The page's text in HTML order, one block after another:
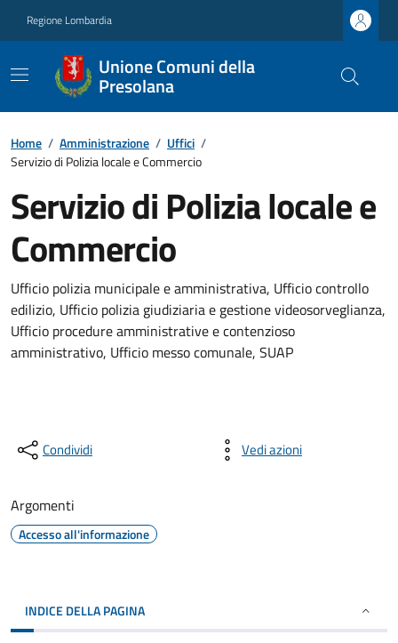
Regione Lombardia
Unione Comuni della
Presolana
Home / Amministrazione / Uffici /
Servizio di Polizia locale e Commercio
Servizio di Polizia locale e
Commercio
Ufficio polizia municipale e amministrativa, Ufficio controllo
edilizio, Ufficio polizia giudiziaria e gestione videosorveglianza,
Ufficio procedure amministrative e contenzioso
amministrativo, Ufficio messo comunale, SUAP
Condividi Vedi azioni
Argomenti
Accesso all'informazione
INDICE DELLA PAGINA